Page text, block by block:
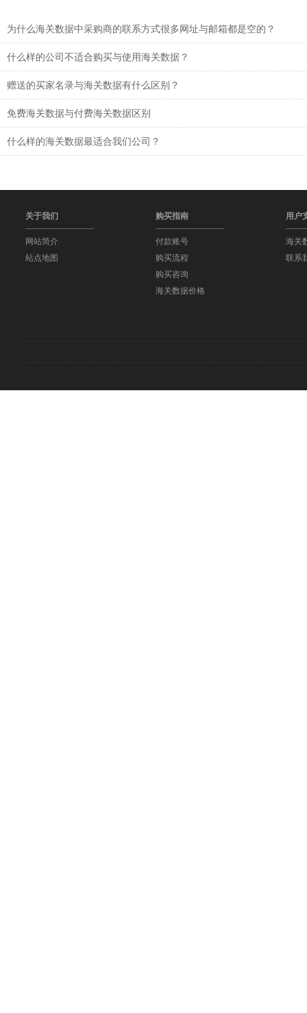
为什么海关数据中采购商的联系方式很多网址与邮箱都是空的？
什么样的公司不适合购买与使用海关数据？
赠送的买家名录与海关数据有什么区别？
免费海关数据与付费海关数据区别
什么样的海关数据最适合我们公司？
关于我们
网站简介
站点地图
购买指南
付款账号
购买流程
购买咨询
海关数据价格
用户
海关
联系